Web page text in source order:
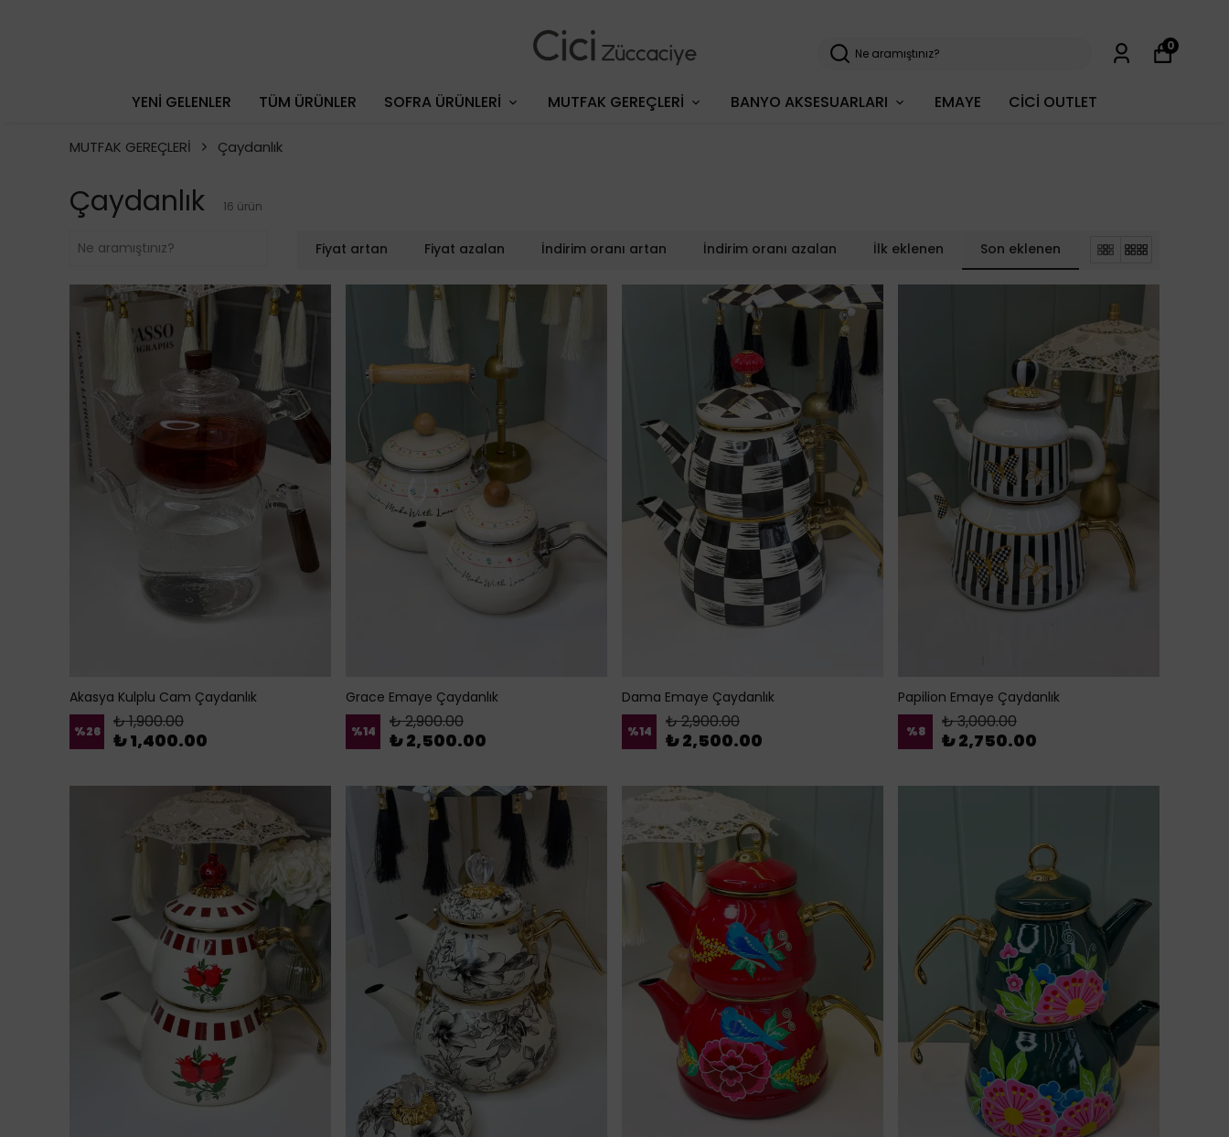
YENİ GELENLER TÜM ÜRÜNLER SOFRA ÜRÜNLERİ MUTFAK GEREÇLERİ BANYO AKSESUARLARI EMAYE CİCİ OUTLET
0
MUTFAK GEREÇLERİ Çaydanlık
Çaydanlık 16 ürün
Fiyat artan Fiyat azalan İndirim oranı artan İndirim oranı azalan İlk eklenen Son eklenen
Akasya Kulplu Cam Çaydanlık
%26 ₺ 1,900.00
₺ 1,400.00
Grace Emaye Çaydanlık
%14 ₺ 2,900.00
₺ 2,500.00
Dama Emaye Çaydanlık
%14 ₺ 2,900.00
₺ 2,500.00
Papilion Emaye Çaydanlık
%8 ₺ 3,000.00
₺ 2,750.00